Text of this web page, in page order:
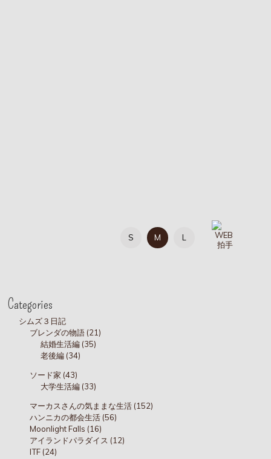
S M L
Categories
シムズ３日記
ブレンダの物語 (21)
結婚生活編 (35)
老後編 (34)
ソード家 (43)
大学生活編 (33)
マーカスさんの気ままな生活 (152)
ハンニカの都会生活 (56)
Moonlight Falls (16)
アイランドパラダイス (12)
ITF (24)